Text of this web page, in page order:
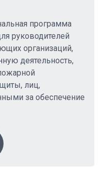
программа
руководителей
организаций,
деятельность,
лиц,
за обеспечение